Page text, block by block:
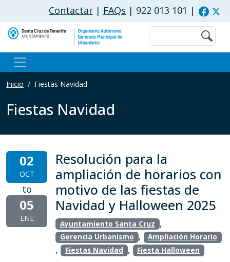
Pasar al contenido principal
Contactar | FAQs | 922 013 101 |
Buscar
Inicio Fiestas Navidad
Fiestas Navidad
02
OCT
to
05
ENE
Resolución para la
ampliación de horarios con
motivo de las fiestas de
Navidad y Halloween 2025
Ayuntamiento Santa Cruz ,
Gerencia Urbanismo , Ampliación Horario
, Fiestas Navidad , Fiesta Halloween